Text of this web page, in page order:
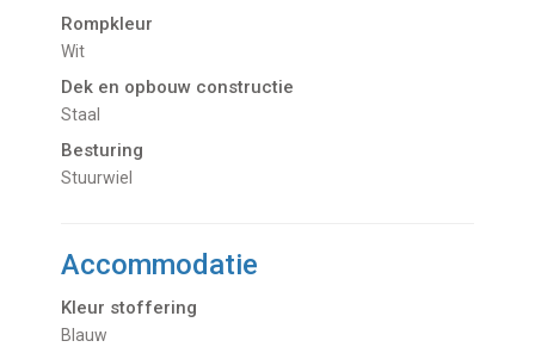
Rompkleur
Wit
Dek en opbouw constructie
Staal
Besturing
Stuurwiel
Accommodatie
Kleur stoffering
Blauw